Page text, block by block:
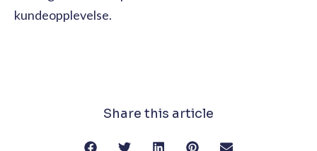
kundeopplevelse.
Share this article